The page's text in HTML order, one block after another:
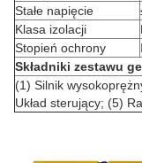
Stałe napięcie
Klasa izolacji
Stopień ochrony
Składniki zestawu
(1) Silnik
Układ sterujący; (5)